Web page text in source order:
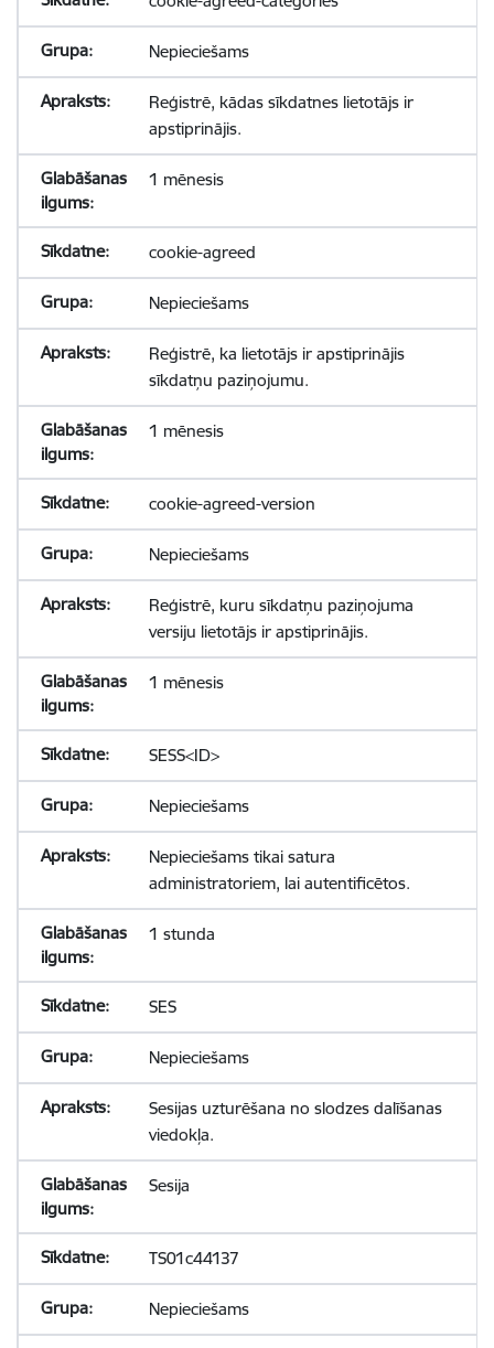
Nepieciešams
Reģistrē, kādas sīkdatnes lietotājs ir
apstiprinājis.
1 mēnesis
cookie-agreed
Nepieciešams
Reģistrē, ka lietotājs ir apstiprinājis
sīkdatņu paziņojumu.
1 mēnesis
cookie-agreed-version
Nepieciešams
Reģistrē, kuru sīkdatņu paziņojuma
versiju lietotājs ir apstiprinājis.
1 mēnesis
SESS<ID>
Nepieciešams
Nepieciešams tikai satura
administratoriem, lai autentificētos.
1 stunda
SES
Nepieciešams
Sesijas uzturēšana no slodzes dalīšanas
viedokļa.
Sesija
TS01c44137
Nepieciešams